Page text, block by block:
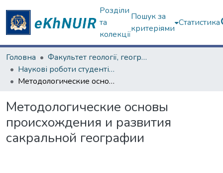
Розділи
та
колекції
Пошук за
критеріями
Статистика
Головна
Факультет геології, географіії, рекреації і туризму
Наукові роботи студентів та аспірантів. Факультет геології, географіії, рекреації і туризму
Методологические основы происхождения и развития сакральной географии
Методологические основы
происхождения и развития
сакральной географии